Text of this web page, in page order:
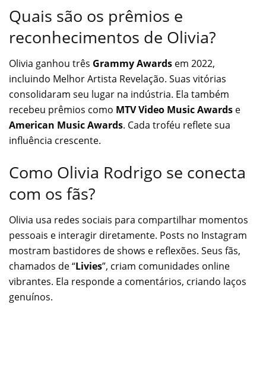
Quais são os prêmios e
reconhecimentos de Olivia?
Olivia ganhou três Grammy Awards em 2022,
incluindo Melhor Artista Revelação. Suas vitórias
consolidaram seu lugar na indústria. Ela também
recebeu prêmios como MTV Video Music Awards e
American Music Awards. Cada troféu reflete sua
influência crescente.
Como Olivia Rodrigo se conecta
com os fãs?
Olivia usa redes sociais para compartilhar momentos
pessoais e interagir diretamente. Posts no Instagram
mostram bastidores de shows e reflexões. Seus fãs,
chamados de “Livies”, criam comunidades online
vibrantes. Ela responde a comentários, criando laços
genuínos.